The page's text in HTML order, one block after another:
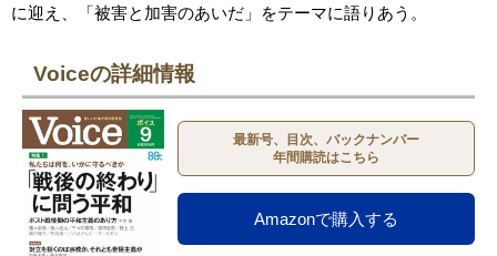
に迎え、「被害と加害のあいだ」をテーマに語りあう。
Voiceの詳細情報
最新号、目次、バックナンバー
年間購読はこちら
Amazonで購入する